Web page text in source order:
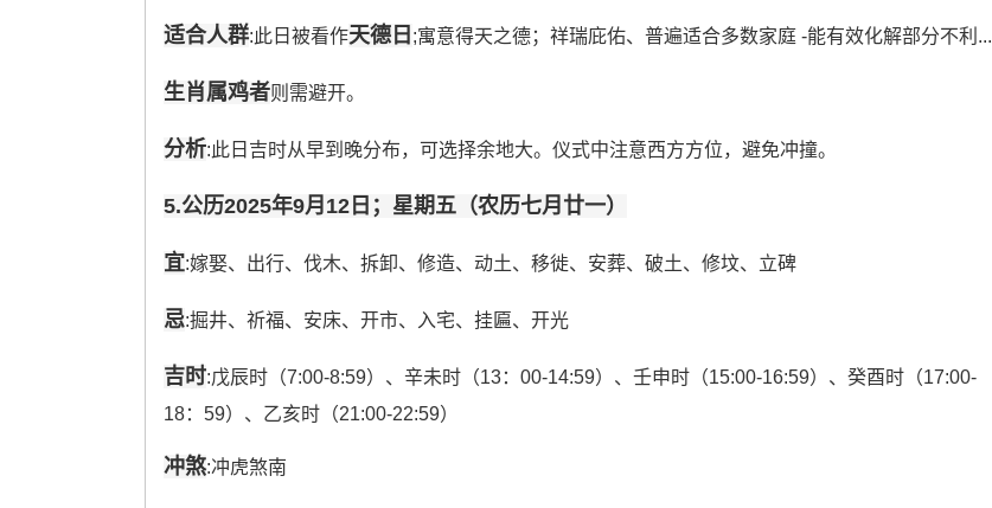
适合人群:此日被看作天德日 ;寓意得天之德；祥瑞庇佑、普遍适合多数家庭 -能有效化解部分不利...
生肖属鸡者则需避开。
分析:此日吉时从早到晚分布，可选择余地大。仪式中注意西方方位，避免冲撞。
5.公历2025年9月12日；星期五（农历七月廿一）
宜:嫁娶、出行、伐木、拆卸、修造、动土、移徙、安葬、破土、修坟、立碑
忌:掘井、祈福、安床、开市、入宅、挂匾、开光
吉时:戊辰时（7:00-8:59）、辛未时（13：00-14:59）、壬申时（15:00-16:59）、癸酉时（17:00-
18：59）、乙亥时（21:00-22:59）
冲煞:冲虎煞南